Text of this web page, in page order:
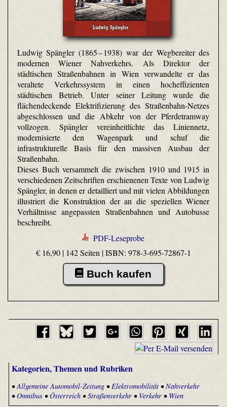
Ludwig Spängler (1865 – 1938) war der Wegbereiter des
modernen Wiener Nahverkehrs. Als Direktor der
städtischen Straßenbahnen in Wien verwandelte er das
veraltete Verkehrssystem in einen hocheffizienten
städtischen Betrieb. Unter seiner Leitung wurde die
flächendeckende Elektrifizierung des Straßenbahn-Netzes
abgeschlossen und die Abkehr von der Pferdetramway
vollzogen. Spängler vereinheitlichte das Liniennetz,
modernisierte den Wagenpark und schuf die
infrastrukturelle Basis für den massiven Ausbau der
Straßenbahn.
Dieses Buch versammelt die zwischen 1910 und 1915 in
verschiedenen Zeitschriften erschienenen Texte von Ludwig
Spängler, in denen er detailliert und mit vielen Abbildungen
illustriert die Konstruktion der an die speziellen Wiener
Verhältnisse angepassten Straßenbahnen und Autobusse
beschreibt.
PDF-Leseprobe
€ 16,90 | 142 Seiten |ISBN: 978-3-695-72867-1
Buch kaufen
Kategorien, Themen und Rubriken
•Allgemeine Automobil-Zeitung•Elektromobilität•Nahverkehr
•Omnibus•Österreich•Straßenverkehr• Verkehr• Wien